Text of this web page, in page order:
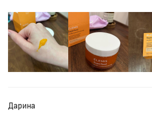
Дарина